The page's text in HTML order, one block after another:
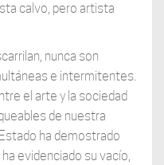
calvo, pero artista
nunca son
e intermitentes.
el arte y la sociedad
de nuestra
ha demostrado
evidenciado su vacío,